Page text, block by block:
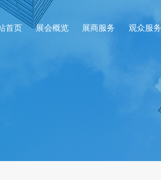
首页 展会概览 展商服务 观众服务